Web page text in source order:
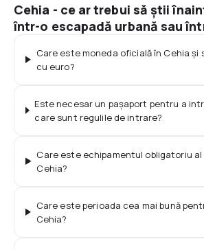
Cehia - ce ar trebui să știi
într-o escapadă urbană sau
Care este moneda oficială în Cehia și
cu euro?
Este necesar un pașaport pentru a
care sunt regulile de intrare?
Care este echipamentul obligatoriu al
Cehia?
Care este perioada cea mai bună
Cehia?